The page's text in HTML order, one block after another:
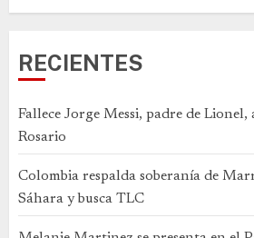
RECIENTES
Fallece Jorge Messi, padre de Lionel,
Rosario
Colombia respalda soberanía de
Sáhara y busca TLC